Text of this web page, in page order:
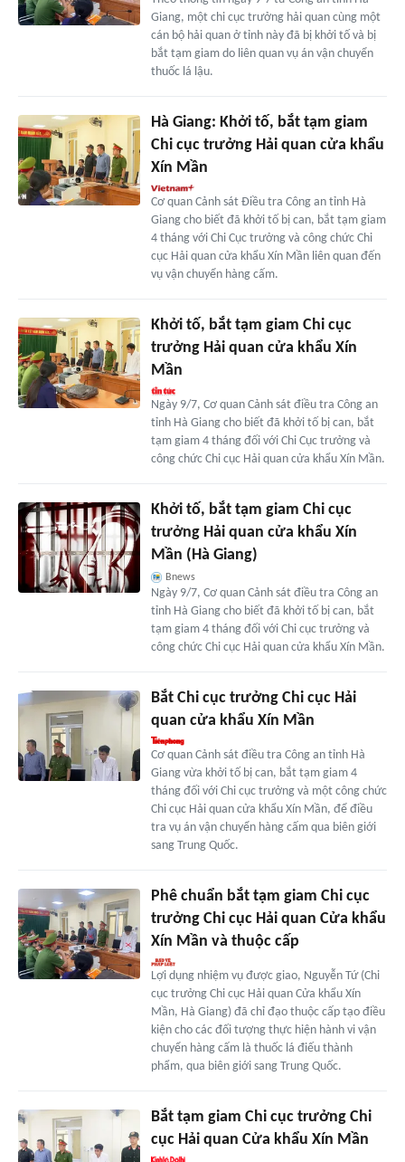
Giang, một chi cục trưởng hải quan cùng một
cán bộ hải quan ở tỉnh này đã bị khởi tố và bị
bắt tạm giam do liên quan vụ án vận chuyển
thuốc lá lậu.
Hà Giang: Khởi tố, bắt tạm giam
Chi cục trưởng Hải quan cửa khẩu
Xín Mần
Cơ quan Cảnh sát Điều tra Công an tỉnh Hà
Giang cho biết đã khởi tố bị can, bắt tạm giam
4 tháng với Chi Cục trưởng và công chức Chi
cục Hải quan cửa khẩu Xín Mần liên quan đến
vụ vận chuyển hàng cấm.
Khởi tố, bắt tạm giam Chi cục
trưởng Hải quan cửa khẩu Xín
Mần
Ngày 9/7, Cơ quan Cảnh sát điều tra Công an
tỉnh Hà Giang cho biết đã khởi tố bị can, bắt
tạm giam 4 tháng đối với Chi Cục trưởng và
công chức Chi cục Hải quan cửa khẩu Xín Mần.
Khởi tố, bắt tạm giam Chi cục
trưởng Hải quan cửa khẩu Xín
Mần (Hà Giang)
Bnews
Ngày 9/7, Cơ quan Cảnh sát điều tra Công an
tỉnh Hà Giang cho biết đã khởi tố bị can, bắt
tạm giam 4 tháng đối với Chi cục trưởng và
công chức Chi cục Hải quan cửa khẩu Xín Mần.
Bắt Chi cục trưởng Chi cục Hải
quan cửa khẩu Xín Mần
Cơ quan Cảnh sát điều tra Công an tỉnh Hà
Giang vừa khởi tố bị can, bắt tạm giam 4
tháng đối với Chi cục trưởng và một công chức
Chi cục Hải quan cửa khẩu Xín Mần, để điều
tra vụ án vận chuyển hàng cấm qua biên giới
sang Trung Quốc.
Phê chuẩn bắt tạm giam Chi cục
trưởng Chi cục Hải quan Cửa khẩu
Xín Mần và thuộc cấp
Lợi dụng nhiệm vụ được giao, Nguyễn Tứ (Chi
cục trưởng Chi cục Hải quan Cửa khẩu Xín
Mần, Hà Giang) đã chỉ đạo thuộc cấp tạo điều
kiện cho các đối tượng thực hiện hành vi vận
chuyển hàng cấm là thuốc lá điếu thành
phẩm, qua biên giới sang Trung Quốc.
Bắt tạm giam Chi cục trưởng Chi
cục Hải quan Cửa khẩu Xín Mần